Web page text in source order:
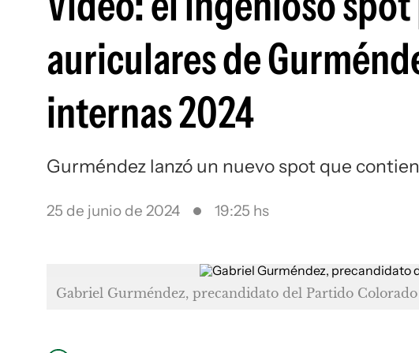
auriculares de
internas 2024
Gurméndez lanzó un nuevo spot que
25 de junio de 2024 19:25 hs
Gabriel Gurméndez, precandidato del Partido Colorado